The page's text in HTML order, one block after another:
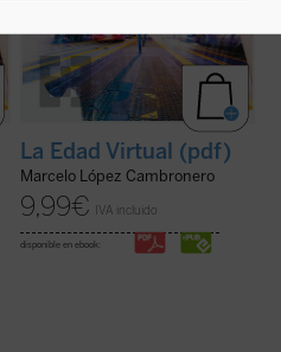
La Edad Virtual (pdf)
Marcelo López Cambronero
9,99€ IVA incluido
disponible en ebook: